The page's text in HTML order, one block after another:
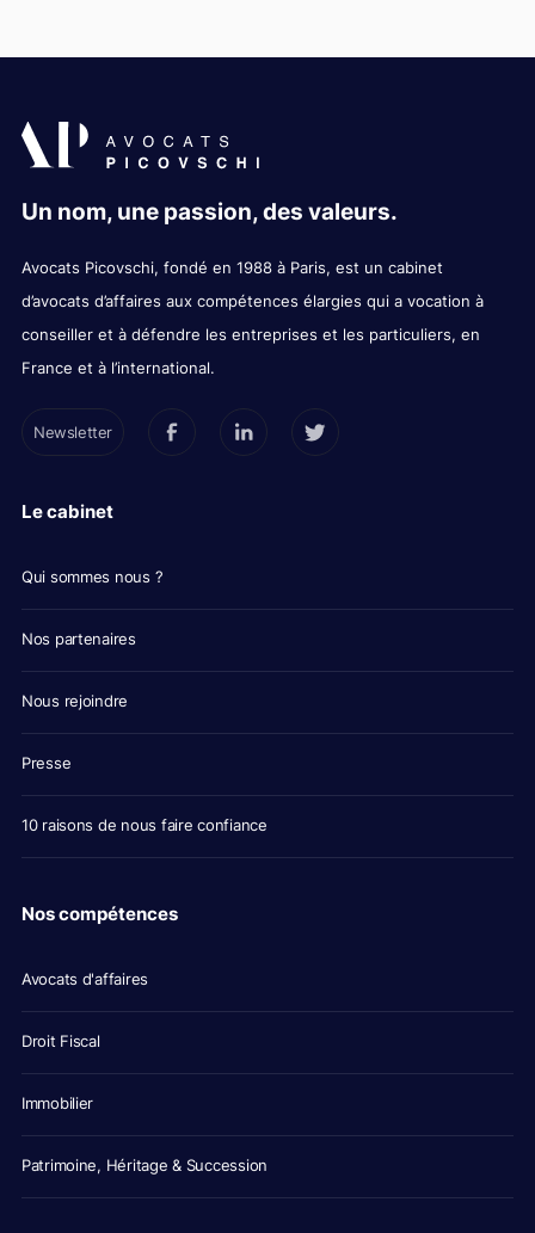
Un nom, une passion, des valeurs.
Avocats Picovschi, fondé en 1988 à Paris, est un cabinet
d’avocats d’affaires aux compétences élargies qui a vocation à
conseiller et à défendre les entreprises et les particuliers, en
France et à l’international.
Newsletter
Le cabinet
Qui sommes nous ?
Nos partenaires
Nous rejoindre
Presse
10 raisons de nous faire confiance
Nos compétences
Avocats d'affaires
Droit Fiscal
Immobilier
Patrimoine, Héritage & Succession